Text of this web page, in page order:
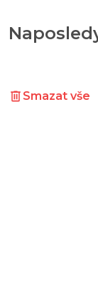
Smazat vše